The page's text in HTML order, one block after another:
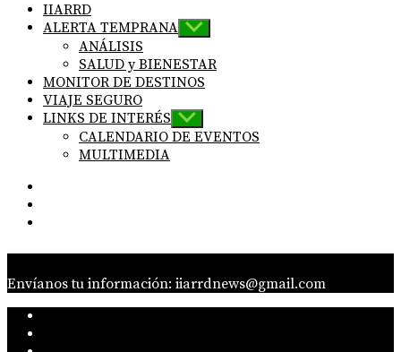
IIARRD
ALERTA TEMPRANA Show
sub
ANÁLISIS
SALUD y BIENESTAR
MONITOR DE DESTINOS
VIAJE SEGURO
LINKS DE INTERÉS Show
sub
menu
CALENDARIO DE EVENTOS
MULTIMEDIA
Envíanos tu información: iiarrdnews@gmail.com